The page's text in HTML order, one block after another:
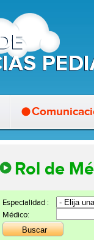
Rol de
Especialidad :
Médico: